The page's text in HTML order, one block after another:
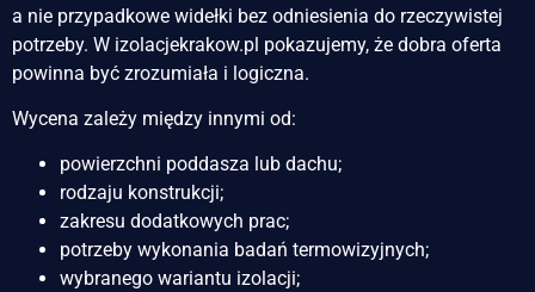
a nie przypadkowe widełki bez odniesienia do rzeczywistej
potrzeby. W izolacjekrakow.pl pokazujemy, że dobra oferta
powinna być zrozumiała i logiczna.
Wycena zależy między innymi od:
powierzchni poddasza lub dachu;
rodzaju konstrukcji;
zakresu dodatkowych prac;
potrzeby wykonania badań termowizyjnych;
wybranego wariantu izolacji;